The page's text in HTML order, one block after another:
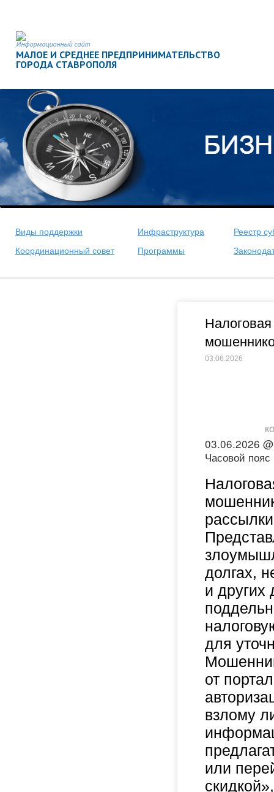
Информационный сайт
МАЛОЕ И СРЕДНЕЕ ПРЕДПРИНИМАТЕЛЬСТВО
ГОРОДА СТАВРОПОЛЯ
<
Виды поддержки Инфраструктура
Реестр
Координационный совет
Программы
03.06.2026
03.06.2026
Часовой пояс
долгах,
и других
для
от
взлому
или